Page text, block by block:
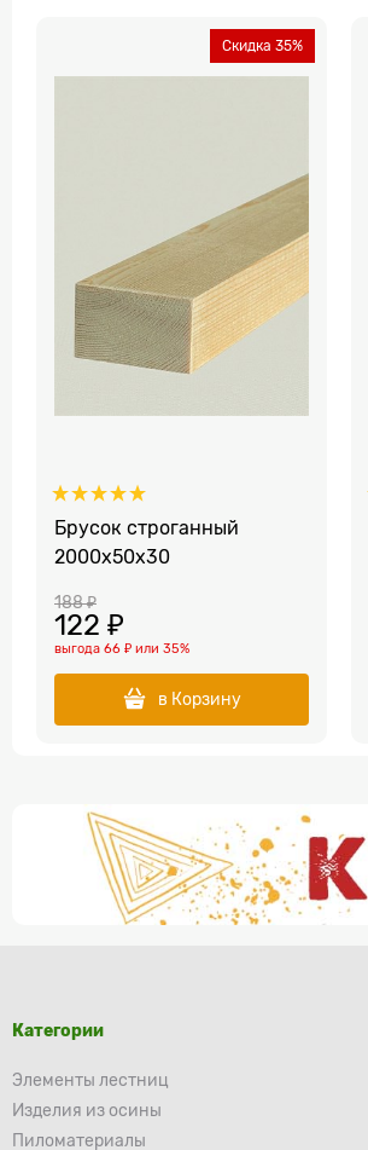
Брусок строганный
2000x50х30
Скидка 35%
188 ₽
122 ₽
выгода 66 ₽ или 35%
в Корзину
Категории
Элементы лестниц
Изделия из осины
Пиломатериалы